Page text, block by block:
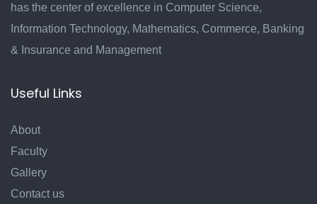
has the center of excellence in Computer Science,
Information Technology, Mathematics, Commerce, Banking
& Insurance and Management
Useful Links
About
Faculty
Gallery
Contact us